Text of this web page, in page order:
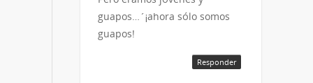
guapos…´¡ahora sólo somos
guapos!
Responder